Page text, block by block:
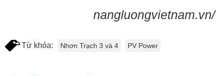
nangluongvietnam.vn/
Từ khóa: Nhơn Trạch 3 và 4 PV Power